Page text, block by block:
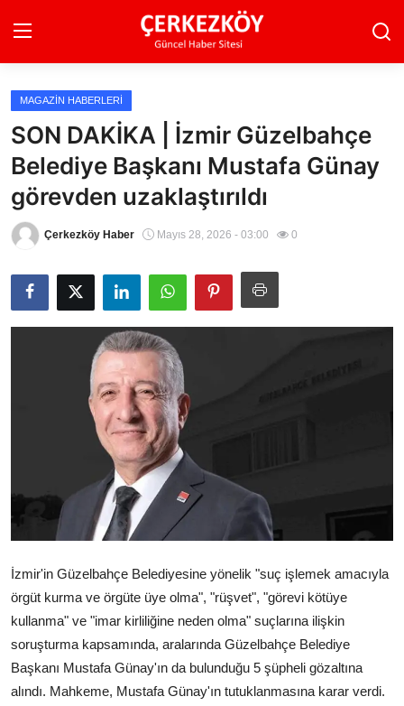
Ana Sayfa
Son Dakika
Ekonomi Haberleri
Magazin Haberleri
Spor Haberleri
Teknoloji Haberleri
Dünya Haberleri
MAGAZIN HABERLERI
SON DAKİKA | İzmir Güzelbahçe
Belediye Başkanı Mustafa Günay
görevden uzaklaştırıldı
Çerkezköy Haber Mayıs 28, 2026 - 03:00 0
İzmir'in Güzelbahçe Belediyesine yönelik "suç işlemek amacıyla
örgüt kurma ve örgüte üye olma", "rüşvet", "görevi kötüye
kullanma" ve "imar kirliliğine neden olma" suçlarına ilişkin
soruşturma kapsamında, aralarında Güzelbahçe Belediye
Başkanı Mustafa Günay'ın da bulunduğu 5 şüpheli gözaltına
alındı. Mahkeme, Mustafa Günay'ın tutuklanmasına karar verdi.